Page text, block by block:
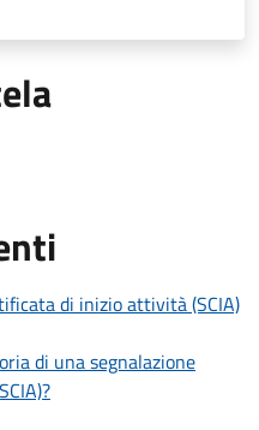
di inizio attività (SCIA)
di una segnalazione